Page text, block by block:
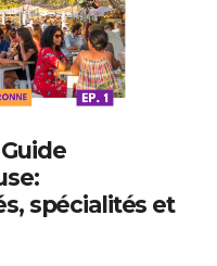
spécialités et